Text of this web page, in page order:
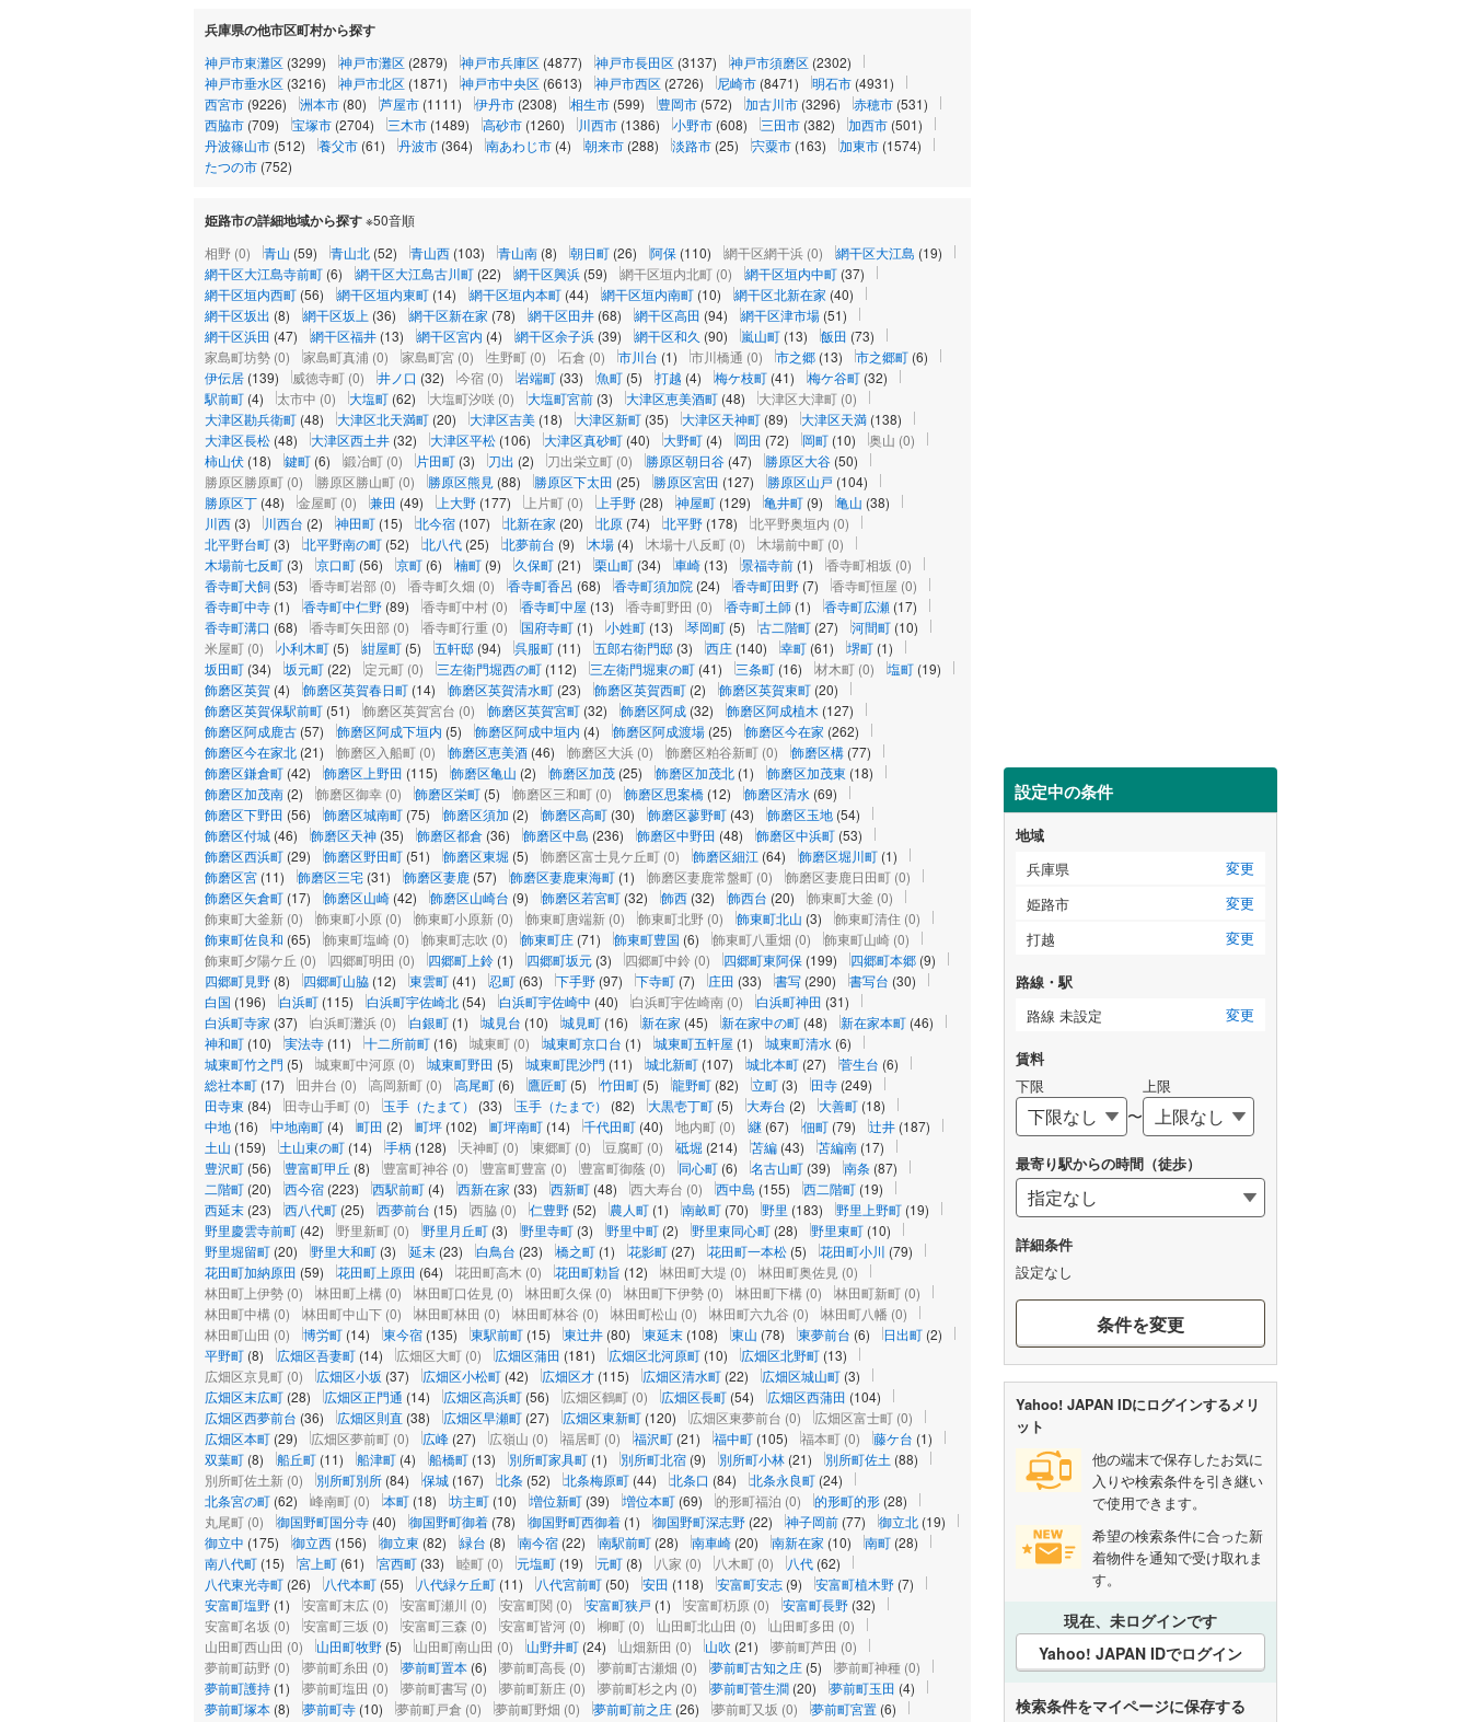
兵庫県の他市区町村から探す
神戸市東灘区 (3299) 神戸市灘区 (2879) 神戸市兵庫区 (4877) 神戸市長田区 (3137) 神戸市須磨区 (2302)
神戸市垂水区 (3216) 神戸市北区 (1871) 神戸市中央区 (6613) 神戸市西区 (2726) 尼崎市 (8471) 明石市 (4931)
西宮市 (9226) 洲本市 (80) 芦屋市 (1111) 伊丹市 (2308) 相生市 (599) 豊岡市 (572) 加古川市 (3296) 赤穂市 (531)
西脇市 (709) 宝塚市 (2704) 三木市 (1489) 高砂市 (1260) 川西市 (1386) 小野市 (608) 三田市 (382) 加西市 (501)
丹波篠山市 (512) 養父市 (61) 丹波市 (364) 南あわじ市 (4) 朝来市 (288) 淡路市 (25) 宍粟市 (163) 加東市 (1574)
たつの市 (752)
姫路市の詳細地域から探す※50音順
相野 (0) 青山 (59) 青山北 (52) 青山西 (103) 青山南 (8) 朝日町 (26) 阿保 (110) 網干区網干浜 (0) 網干区大江島 (19)
網干区大江島寺前町 (6) 網干区大江島古川町 (22) 網干区興浜 (59) 網干区垣内北町 (0) 網干区垣内中町 (37)
網干区垣内西町 (56) 網干区垣内東町 (14) 網干区垣内本町 (44) 網干区垣内南町 (10) 網干区北新在家 (40)
網干区坂出 (8) 網干区坂上 (36) 網干区新在家 (78) 網干区田井 (68) 網干区高田 (94) 網干区津市場 (51)
網干区浜田 (47) 網干区福井 (13) 網干区宮内 (4) 網干区余子浜 (39) 網干区和久 (90) 嵐山町 (13) 飯田 (73)
家島町坊勢 (0) 家島町真浦 (0) 家島町宮 (0) 生野町 (0) 石倉 (0) 市川台 (1) 市川橋通 (0) 市之郷 (13) 市之郷町 (6)
伊伝居 (139) 威徳寺町 (0) 井ノ口 (32) 今宿 (0) 岩端町 (33) 魚町 (5) 打越 (4) 梅ケ枝町 (41) 梅ケ谷町 (32)
駅前町 (4) 太市中 (0) 大塩町 (62) 大塩町汐咲 (0) 大塩町宮前 (3) 大津区恵美酒町 (48) 大津区大津町 (0)
大津区勘兵衛町 (48) 大津区北天満町 (20) 大津区吉美 (18) 大津区新町 (35) 大津区天神町 (89) 大津区天満 (138)
大津区長松 (48) 大津区西土井 (32) 大津区平松 (106) 大津区真砂町 (40) 大野町 (4) 岡田 (72) 岡町 (10) 奥山 (0)
柿山伏 (18) 鍵町 (6) 鍛冶町 (0) 片田町 (3) 刀出 (2) 刀出栄立町 (0) 勝原区朝日谷 (47) 勝原区大谷 (50)
勝原区勝原町 (0) 勝原区勝山町 (0) 勝原区熊見 (88) 勝原区下太田 (25) 勝原区宮田 (127) 勝原区山戸 (104)
勝原区丁 (48) 金屋町 (0) 兼田 (49) 上大野 (177) 上片町 (0) 上手野 (28) 神屋町 (129) 亀井町 (9) 亀山 (38)
川西 (3) 川西台 (2) 神田町 (15) 北今宿 (107) 北新在家 (20) 北原 (74) 北平野 (178) 北平野奥垣内 (0)
北平野台町 (3) 北平野南の町 (52) 北八代 (25) 北夢前台 (9) 木場 (4) 木場十八反町 (0) 木場前中町 (0)
木場前七反町 (3) 京口町 (56) 京町 (6) 楠町 (9) 久保町 (21) 栗山町 (34) 車崎 (13) 景福寺前 (1) 香寺町相坂 (0)
香寺町犬飼 (53) 香寺町岩部 (0) 香寺町久畑 (0) 香寺町香呂 (68) 香寺町須加院 (24) 香寺町田野 (7) 香寺町恒屋 (0)
香寺町中寺 (1) 香寺町中仁野 (89) 香寺町中村 (0) 香寺町中屋 (13) 香寺町野田 (0) 香寺町土師 (1) 香寺町広瀬 (17)
香寺町溝口 (68) 香寺町矢田部 (0) 香寺町行重 (0) 国府寺町 (1) 小姓町 (13) 琴岡町 (5) 古二階町 (27) 河間町 (10)
米屋町 (0) 小利木町 (5) 紺屋町 (5) 五軒邸 (94) 呉服町 (11) 五郎右衛門邸 (3) 西庄 (140) 幸町 (61) 堺町 (1)
坂田町 (34) 坂元町 (22) 定元町 (0) 三左衛門堀西の町 (112) 三左衛門堀東の町 (41) 三条町 (16) 材木町 (0) 塩町 (19)
飾磨区英賀 (4) 飾磨区英賀春日町 (14) 飾磨区英賀清水町 (23) 飾磨区英賀西町 (2) 飾磨区英賀東町 (20)
飾磨区英賀保駅前町 (51) 飾磨区英賀宮台 (0) 飾磨区英賀宮町 (32) 飾磨区阿成 (32) 飾磨区阿成植木 (127)
飾磨区阿成鹿古 (57) 飾磨区阿成下垣内 (5) 飾磨区阿成中垣内 (4) 飾磨区阿成渡場 (25) 飾磨区今在家 (262)
飾磨区今在家北 (21) 飾磨区入船町 (0) 飾磨区恵美酒 (46) 飾磨区大浜 (0) 飾磨区粕谷新町 (0) 飾磨区構 (77)
飾磨区鎌倉町 (42) 飾磨区上野田 (115) 飾磨区亀山 (2) 飾磨区加茂 (25) 飾磨区加茂北 (1) 飾磨区加茂東 (18)
飾磨区加茂南 (2) 飾磨区御幸 (0) 飾磨区栄町 (5) 飾磨区三和町 (0) 飾磨区思案橋 (12) 飾磨区清水 (69)
飾磨区下野田 (56) 飾磨区城南町 (75) 飾磨区須加 (2) 飾磨区高町 (30) 飾磨区蓼野町 (43) 飾磨区玉地 (54)
飾磨区付城 (46) 飾磨区天神 (35) 飾磨区都倉 (36) 飾磨区中島 (236) 飾磨区中野田 (48) 飾磨区中浜町 (53)
飾磨区西浜町 (29) 飾磨区野田町 (51) 飾磨区東堀 (5) 飾磨区富士見ケ丘町 (0) 飾磨区細江 (64) 飾磨区堀川町 (1)
飾磨区宮 (11) 飾磨区三宅 (31) 飾磨区妻鹿 (57) 飾磨区妻鹿東海町 (1) 飾磨区妻鹿常盤町 (0) 飾磨区妻鹿日田町 (0)
飾磨区矢倉町 (17) 飾磨区山崎 (42) 飾磨区山崎台 (9) 飾磨区若宮町 (32) 飾西 (32) 飾西台 (20) 飾東町大釜 (0)
飾東町大釜新 (0) 飾東町小原 (0) 飾東町小原新 (0) 飾東町唐端新 (0) 飾東町北野 (0) 飾東町北山 (3) 飾東町清住 (0)
飾東町佐良和 (65) 飾東町塩崎 (0) 飾東町志吹 (0) 飾東町庄 (71) 飾東町豊国 (6) 飾東町八重畑 (0) 飾東町山崎 (0)
飾東町夕陽ケ丘 (0) 四郷町明田 (0) 四郷町上鈴 (1) 四郷町坂元 (3) 四郷町中鈴 (0) 四郷町東阿保 (199) 四郷町本郷 (9)
四郷町見野 (8) 四郷町山脇 (12) 東雲町 (41) 忍町 (63) 下手野 (97) 下寺町 (7) 庄田 (33) 書写 (290) 書写台 (30)
白国 (196) 白浜町 (115) 白浜町宇佐崎北 (54) 白浜町宇佐崎中 (40) 白浜町宇佐崎南 (0) 白浜町神田 (31)
白浜町寺家 (37) 白浜町灘浜 (0) 白銀町 (1) 城見台 (10) 城見町 (16) 新在家 (45) 新在家中の町 (48) 新在家本町 (46)
神和町 (10) 実法寺 (11) 十二所前町 (16) 城東町 (0) 城東町京口台 (1) 城東町五軒屋 (1) 城東町清水 (6)
城東町竹之門 (5) 城東町中河原 (0) 城東町野田 (5) 城東町毘沙門 (11) 城北新町 (107) 城北本町 (27) 菅生台 (6)
総社本町 (17) 田井台 (0) 高岡新町 (0) 高尾町 (6) 鷹匠町 (5) 竹田町 (5) 龍野町 (82) 立町 (3) 田寺 (249)
田寺東 (84) 田寺山手町 (0) 玉手（たまて） (33) 玉手（たまで） (82) 大黒壱丁町 (5) 大寿台 (2) 大善町 (18)
中地 (16) 中地南町 (4) 町田 (2) 町坪 (102) 町坪南町 (14) 千代田町 (40) 地内町 (0) 継 (67) 佃町 (79) 辻井 (187)
土山 (159) 土山東の町 (14) 手柄 (128) 天神町 (0) 東郷町 (0) 豆腐町 (0) 砥堀 (214) 苫編 (43) 苫編南 (17)
豊沢町 (56) 豊富町甲丘 (8) 豊富町神谷 (0) 豊富町豊富 (0) 豊富町御蔭 (0) 同心町 (6) 名古山町 (39) 南条 (87)
二階町 (20) 西今宿 (223) 西駅前町 (4) 西新在家 (33) 西新町 (48) 西大寿台 (0) 西中島 (155) 西二階町 (19)
西延末 (23) 西八代町 (25) 西夢前台 (15) 西脇 (0) 仁豊野 (52) 農人町 (1) 南畝町 (70) 野里 (183) 野里上野町 (19)
野里慶雲寺前町 (42) 野里新町 (0) 野里月丘町 (3) 野里寺町 (3) 野里中町 (2) 野里東同心町 (28) 野里東町 (10)
野里堀留町 (20) 野里大和町 (3) 延末 (23) 白鳥台 (23) 橋之町 (1) 花影町 (27) 花田町一本松 (5) 花田町小川 (79)
花田町加納原田 (59) 花田町上原田 (64) 花田町高木 (0) 花田町勅旨 (12) 林田町大堤 (0) 林田町奥佐見 (0)
林田町上伊勢 (0) 林田町上構 (0) 林田町口佐見 (0) 林田町久保 (0) 林田町下伊勢 (0) 林田町下構 (0) 林田町新町 (0)
林田町中構 (0) 林田町中山下 (0) 林田町林田 (0) 林田町林谷 (0) 林田町松山 (0) 林田町六九谷 (0) 林田町八幡 (0)
林田町山田 (0) 博労町 (14) 東今宿 (135) 東駅前町 (15) 東辻井 (80) 東延末 (108) 東山 (78) 東夢前台 (6) 日出町 (2)
平野町 (8) 広畑区吾妻町 (14) 広畑区大町 (0) 広畑区蒲田 (181) 広畑区北河原町 (10) 広畑区北野町 (13)
広畑区京見町 (0) 広畑区小坂 (37) 広畑区小松町 (42) 広畑区才 (115) 広畑区清水町 (22) 広畑区城山町 (3)
広畑区末広町 (28) 広畑区正門通 (14) 広畑区高浜町 (56) 広畑区鶴町 (0) 広畑区長町 (54) 広畑区西蒲田 (104)
広畑区西夢前台 (36) 広畑区則直 (38) 広畑区早瀬町 (27) 広畑区東新町 (120) 広畑区東夢前台 (0) 広畑区富士町 (0)
広畑区本町 (29) 広畑区夢前町 (0) 広峰 (27) 広嶺山 (0) 福居町 (0) 福沢町 (21) 福中町 (105) 福本町 (0) 藤ケ台 (1)
双葉町 (8) 船丘町 (11) 船津町 (4) 船橋町 (13) 別所町家具町 (1) 別所町北宿 (9) 別所町小林 (21) 別所町佐土 (88)
別所町佐土新 (0) 別所町別所 (84) 保城 (167) 北条 (52) 北条梅原町 (44) 北条口 (84) 北条永良町 (24)
北条宮の町 (62) 峰南町 (0) 本町 (18) 坊主町 (10) 増位新町 (39) 増位本町 (69) 的形町福泊 (0) 的形町的形 (28)
丸尾町 (0) 御国野町国分寺 (40) 御国野町御着 (78) 御国野町西御着 (1) 御国野町深志野 (22) 神子岡前 (77) 御立北 (19)
御立中 (175) 御立西 (156) 御立東 (82) 緑台 (8) 南今宿 (22) 南駅前町 (28) 南車崎 (20) 南新在家 (10) 南町 (28)
南八代町 (15) 宮上町 (61) 宮西町 (33) 睦町 (0) 元塩町 (19) 元町 (8) 八家 (0) 八木町 (0) 八代 (62)
八代東光寺町 (26) 八代本町 (55) 八代緑ケ丘町 (11) 八代宮前町 (50) 安田 (118) 安富町安志 (9) 安富町植木野 (7)
安富町塩野 (1) 安富町末広 (0) 安富町瀬川 (0) 安富町関 (0) 安富町狭戸 (1) 安富町杤原 (0) 安富町長野 (32)
安富町名坂 (0) 安富町三坂 (0) 安富町三森 (0) 安富町皆河 (0) 柳町 (0) 山田町北山田 (0) 山田町多田 (0)
山田町西山田 (0) 山田町牧野 (5) 山田町南山田 (0) 山野井町 (24) 山畑新田 (0) 山吹 (21) 夢前町芦田 (0)
夢前町莇野 (0) 夢前町糸田 (0) 夢前町置本 (6) 夢前町高長 (0) 夢前町古瀬畑 (0) 夢前町古知之庄 (5) 夢前町神種 (0)
夢前町護持 (1) 夢前町塩田 (0) 夢前町書写 (0) 夢前町新庄 (0) 夢前町杉之内 (0) 夢前町菅生澗 (20) 夢前町玉田 (4)
夢前町塚本 (8) 夢前町寺 (10) 夢前町戸倉 (0) 夢前町野畑 (0) 夢前町前之庄 (26) 夢前町又坂 (0) 夢前町宮置 (6)
設定中の条件
地域
兵庫県
変更
姫路市
変更
打越
変更
路線・駅
路線 未設定
変更
賃料
下限
〜
上限
最寄り駅からの時間（徒歩）
詳細条件
設定なし
条件を変更
Yahoo! JAPAN IDにログインするメリ
ット
他の端末で保存したお気に
入りや検索条件を引き継い
で使用できます。
希望の検索条件に合った新
着物件を通知で受け取れま
す。
現在、未ログインです
Yahoo! JAPAN IDでログイン
検索条件をマイページに保存する